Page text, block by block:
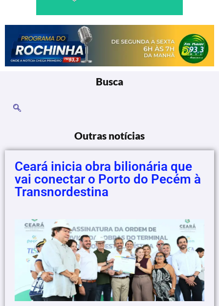
Busca
Outras notícias
Ceará inicia obra bilionária que
vai conectar o Porto do Pecém à
Transnordestina